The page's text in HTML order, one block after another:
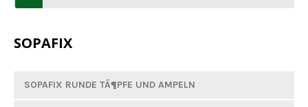
SOPAFIX
SOPAFIX RUNDE TÃ¶PFE UND AMPELN